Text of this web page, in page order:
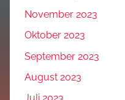
November 2023
Oktober 2023
September 2023
August 2023